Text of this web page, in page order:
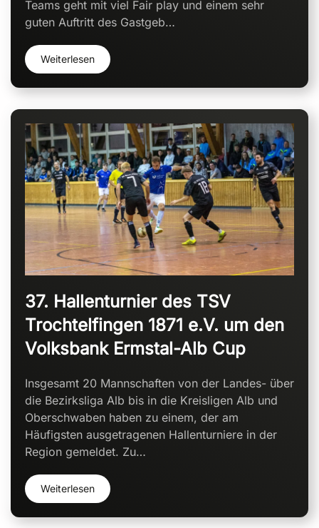
Teams geht mit viel Fair play und einem sehr
guten Auftritt des Gastgeb…
Weiterlesen
37. Hallenturnier des TSV
Trochtelfingen 1871 e.V. um den
Volksbank Ermstal-Alb Cup
Insgesamt 20 Mannschaften von der Landes- über
die Bezirksliga Alb bis in die Kreisligen Alb und
Oberschwaben haben zu einem, der am
Häufigsten ausgetragenen Hallenturniere in der
Region gemeldet. Zu…
Weiterlesen